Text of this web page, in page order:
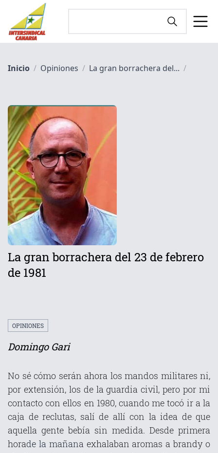
Inicio / Opiniones / La gran borrachera del... /
La gran borrachera del 23 de febrero
de 1981
OPINIONES
Domingo Gari
No sé cómo serán ahora los mandos militares ni,
por extensión, los de la guardia civil, pero por mi
contacto con ellos en 1980, cuando me tocó ir a la
caja de reclutas, salí de allí con la idea de que
aquella gente bebía sin medida. Desde primera
horade la mañanaexhalaban aromas a brandy o